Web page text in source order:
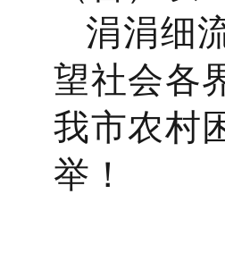
涓涓细
望社会各
我市农村
举！